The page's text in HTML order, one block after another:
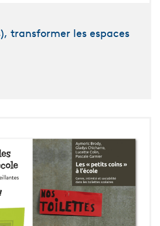
transformer les espaces